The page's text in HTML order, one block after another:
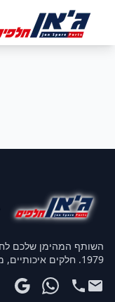
1979. חלקים איכותיים, מחירים תחרותיים ושירות יוצא דופן.